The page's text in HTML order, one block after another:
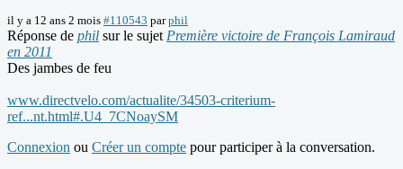
il y a 12 ans 2 mois #110543 parphil
Réponse de phil sur le sujet Première victoire de François Lamiraud
en 2011
Des jambes de feu
www.directvelo.com/actualite/34503-criterium-
ref...nt.html#.U4_7CNoaySM
Connexion ou Créer un compte pour participer à la conversation.